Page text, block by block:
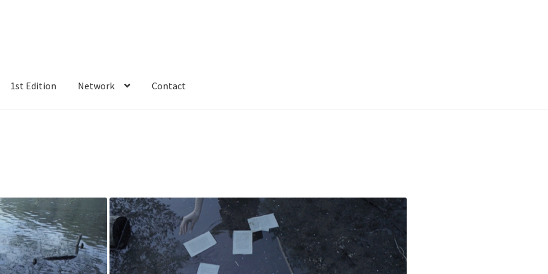
1st Edition Network Contact
NoticesOPN Studio Paola CorreaPast editions PAT VAN BOECKEL Ria Green RONNIE KARFIOL
Yago de Mateo y Cristina Omeñaca1st Edition 2nd edition 3rd Edition Call for artists Venues